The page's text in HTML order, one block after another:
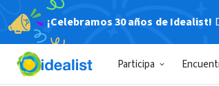
¡Celebramos 30 años de Idealist!
Participa